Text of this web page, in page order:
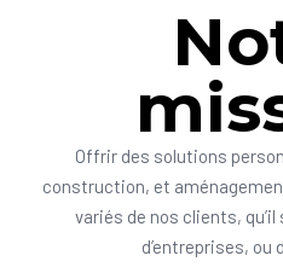
Offrir des solutions
construction, et
variés de nos clients,
d’entreprises, ou